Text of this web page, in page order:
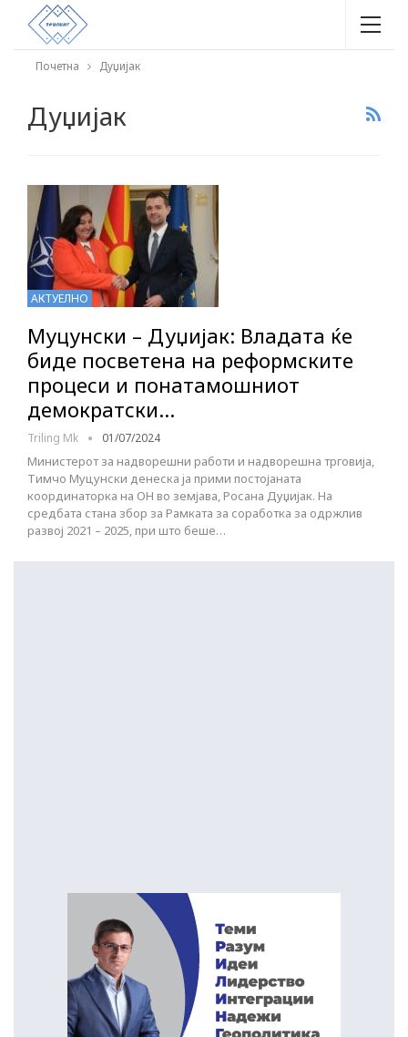
Почетна Дуџијак
Дуџијак
АКТУЕЛНО
Муцунски – Дуџијак: Владата ќе
биде посветена на реформските
процеси и понатамошниот
демократски…
Triling Mk 01/07/2024
Министерот за надворешни работи и надворешна трговија,
Тимчо Муцунски денеска ja прими постојаната
координаторка на ОН во земјава, Росана Дуџијак. На
средбата стана збор за Рамката за соработка за одржлив
развој 2021 – 2025, при што беше…